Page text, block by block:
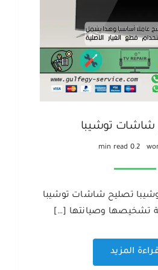
شاشات توشيبا
0.2 min read
تصليح شاشات توشيبا
تشخيصها وصيانتها […]
المزيد